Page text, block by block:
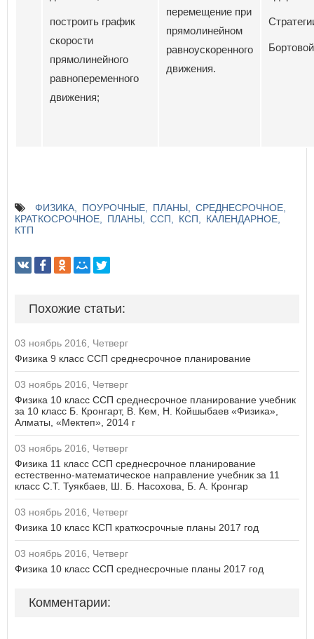
построить график
скорости
прямолинейного
равнопеременного
движения;
перемещение при
прямолинейном
равноускоренного
движения.
ФИЗИКА ПОУРОЧНЫЕ ПЛАНЫ
СРЕДНЕСРОЧНОЕ
КРАТКОСРОЧНОЕ
ПЛАНЫ ССП КСП
КАЛЕНДАРНОЕ
КТП
Похожие статьи:
03 ноябрь 2016, Четверг
Физика 9 класс ССП среднесрочное планирование
03 ноябрь 2016, Четверг
Физика 10 класс ССП среднесрочное планирование учебник
за 10 класс Б. Кронгарт, В. Кем, Н. Койшыбаев «Физика»,
Алматы, «Мектеп», 2014 г
03 ноябрь 2016, Четверг
Физика 11 класс ССП среднесрочное планирование
естественно-математическое направление учебник за 11
класс С.Т. Туякбаев, Ш. Б. Насохова, Б. А. Кронгар
03 ноябрь 2016, Четверг
Физика 10 класс КСП краткосрочные планы 2017 год
03 ноябрь 2016, Четверг
Физика 10 класс ССП среднесрочные планы 2017 год
Комментарии: